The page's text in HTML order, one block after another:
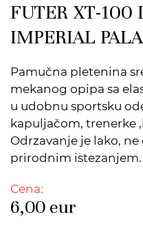
FUTER XT-100
IMPERIAL
Pamučna pletenina
mekanog opipa sa
u udobnu sportsku
kapuljačom, trenerke
Odrzavanje je lako,
prirodnim istezanjem.
Cena:
6,00 eur